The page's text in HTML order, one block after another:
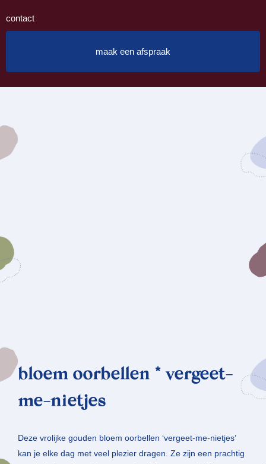
contact
maak een afspraak
bloem oorbellen * vergeet-
me-nietjes
Deze vrolijke gouden bloem oorbellen ‘vergeet-me-nietjes’
kan je elke dag met veel plezier dragen. Ze zijn een prachtig